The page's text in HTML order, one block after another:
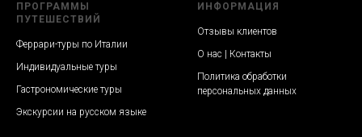
ПРОГРАММЫ
ПУТЕШЕСТВИЙ
Феррари-туры по Италии
Индивидуальные туры
Гастрономические туры
Экскурсии на русском языке
ИНФОРМАЦИЯ
Отзывы клиентов
О нас | Контакты
Политика обработки
персональных данных